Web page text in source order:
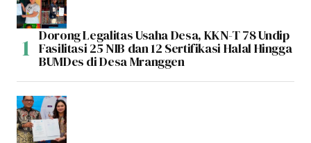
Dorong Legalitas Usaha Desa, KKN-T 78 Undip
Fasilitasi 25 NIB dan 12 Sertifikasi Halal Hingga
BUMDes di Desa Mranggen